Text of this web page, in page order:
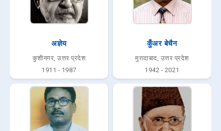
अज्ञेय
कुशीनगर, उत्तर प्रदेश
1911 - 1987
कुँअर बेचैन
मुरादाबाद, उत्तर प्रदेश
1942 - 2021